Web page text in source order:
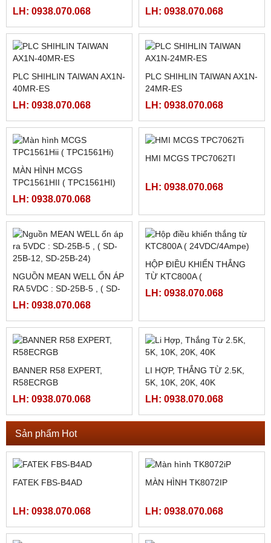
BỘ NGUỒN MEAN WELL
SD-15B-05
LH: 0938.070.068
RƠ LE BÁN DẪN KYOTTO
KD40C40AX
LH: 0938.070.068
LXM23DU20M3X, BỘ ĐIỀU
KHIỂN SERVO
LXM23DU20M3X
LH: 0938.070.068
130BYG350C
LH: 0938.070.068
CẢM BIẾN QUANG
R58ECRGB1 ( R58 EXPERT
LH: 0938.070.068
LRS-350-12, LRS-350-24,
LRS-350-48
MÀN HÌNH WEINTEK
MT8071IP2
LH: 0938.070.068
MÀN HÌNH HAKKO FUJI
TS2060I / TS2060
LH: 0938.070.068
BỘ ĐIỀU KHIỂN MÁY CẮT
130BYG350B ( 50N.M)
LH: 0938.070.068
CÁC LOẠI CARD FATEK :
FBS-CB25, FBS-CB55, FBS-
LH: 0938.070.068
PLC FATEK FBS-60MAR2-
60MAT2-AC, FBS-60MCT2-
LH: 0938.070.068
PLC FATEK FBS-40MAR2-
40MCRT-AC, FBS-40MART-
LH: 0938.070.068